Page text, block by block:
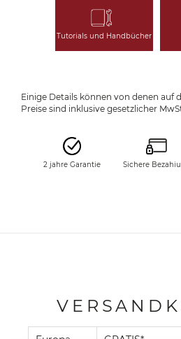
Tutorials und Handbücher
Einige Details können von denen auf
Preise sind inklusive gesetzlicher
2 jahre Garantie Sichere